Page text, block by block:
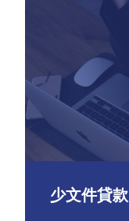
少文件貸款